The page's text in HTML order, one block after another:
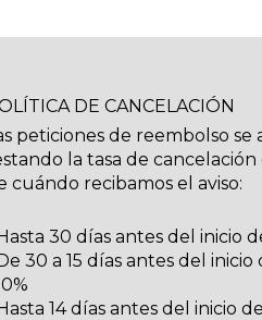
DE CANCELACIÓN
peticiones de reembolso se
la tasa de
cuándo recibamos el aviso:
30 días antes del inicio
30 a 15 días antes del inicio
14 días antes del inicio